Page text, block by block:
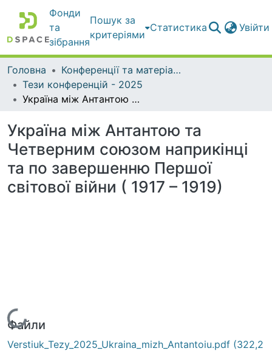
Фонди
та
зібрання
Пошук за
критеріями
Статистика
Головна
Конференції та матеріали конференцій
Тези конференцій - 2025
Україна між Антантою та Четверним союзом наприкінці та по завершенню Першої світової війни ( 1917 – 1919)
Україна між Антантою та
Четверним союзом наприкінці
та по завершенню Першої
світової війни ( 1917 – 1919)
Вантажиться...
Файли
Verstiuk_Tezy_2025_Ukraina_mizh_Antantoiu.pdf (322,2